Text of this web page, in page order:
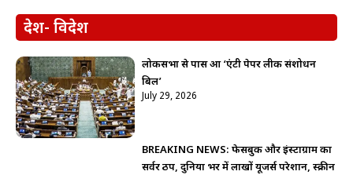
देश- विदेश
लोकसभा से पास हुआ ‘एंटी पेपर लीक संशोधन
बिल’
July 29, 2026
BREAKING NEWS: फेसबुक और इंस्टाग्राम का
सर्वर ठप, दुनिया भर में लाखों यूजर्स परेशान, स्क्रीन